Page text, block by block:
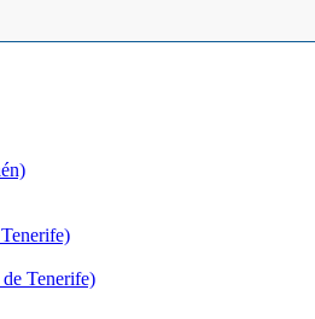
Tenerife)